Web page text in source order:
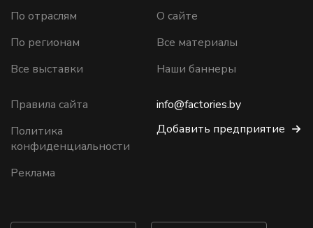
По отраслям
По регионам
Все выставки
О сайте
Все материалы
Наши баннеры
Правила сайта
Политика
конфиденциальности
Реклама
info@factories.by
Добавить предприятие